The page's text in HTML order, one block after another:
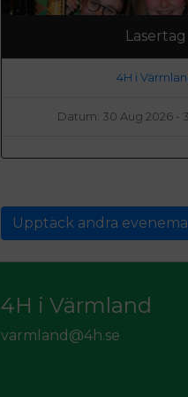
Lasertag
4H i
Datum: 30 Aug 2026 -
Upptäck andra
4H i Värmland
varmland@4h.se